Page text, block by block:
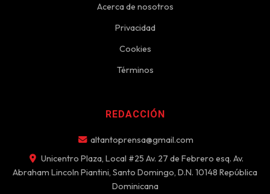
Acerca de nosotros
Privacidad
Cookies
Términos
REDACCIÓN
altantoprensa@gmail.com
Unicentro Plaza, Local #25 Av. 27 de Febrero esq. Av.
Abraham Lincoln Piantini, Santo Domingo, D.N. 10148 República
Dominicana